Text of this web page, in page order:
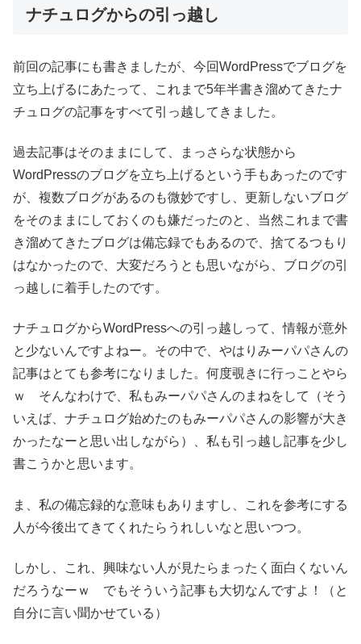
ナチュログからの引っ越し
前回の記事にも書きましたが、今回WordPressでブログを
立ち上げるにあたって、これまで5年半書き溜めてきたナ
チュログの記事をすべて引っ越してきました。
過去記事はそのままにして、まっさらな状態から
WordPressのブログを立ち上げるという手もあったのです
が、複数ブログがあるのも微妙ですし、更新しないブログ
をそのままにしておくのも嫌だったのと、当然これまで書
き溜めてきたブログは備忘録でもあるので、捨てるつもり
はなかったので、大変だろうとも思いながら、ブログの引
っ越しに着手したのです。
ナチュログからWordPressへの引っ越しって、情報が意外
と少ないんですよねー。その中で、やはりみーパパさんの
記事はとても参考になりました。何度覗きに行っことやら
ｗ そんなわけで、私もみーパパさんのまねをして（そう
いえば、ナチュログ始めたのもみーパパさんの影響が大き
かったなーと思い出しながら）、私も引っ越し記事を少し
書こうかと思います。
ま、私の備忘録的な意味もありますし、これを参考にする
人が今後出てきてくれたらうれしいなと思いつつ。
しかし、これ、興味ない人が見たらまったく面白くないん
だろうなーｗ でもそういう記事も大切なんですよ！（と
自分に言い聞かせている）